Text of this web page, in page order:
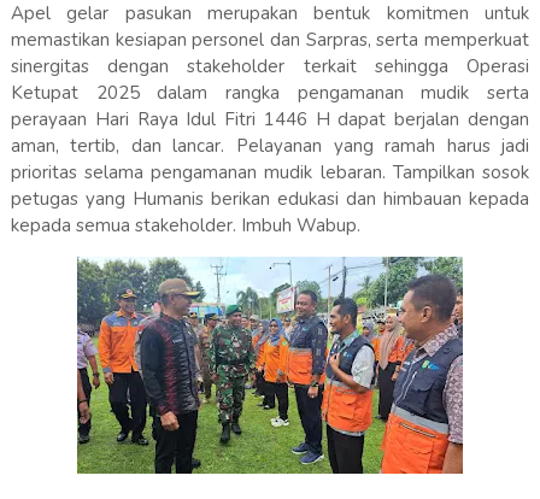
Apel gelar pasukan merupakan bentuk komitmen untuk
memastikan kesiapan personel dan Sarpras, serta memperkuat
sinergitas dengan stakeholder terkait sehingga Operasi
Ketupat 2025 dalam rangka pengamanan mudik serta
perayaan Hari Raya Idul Fitri 1446 H dapat berjalan dengan
aman, tertib, dan lancar. Pelayanan yang ramah harus jadi
prioritas selama pengamanan mudik lebaran. Tampilkan sosok
petugas yang Humanis berikan edukasi dan himbauan kepada
kepada semua stakeholder. Imbuh Wabup.